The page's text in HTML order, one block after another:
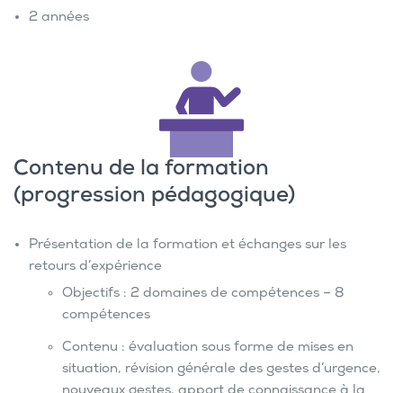
2 années
Contenu de la formation
(progression pédagogique)
Présentation de la formation et échanges sur les
retours d’expérience
Objectifs : 2 domaines de compétences – 8
compétences
Contenu : évaluation sous forme de mises en
situation, révision générale des gestes d’urgence,